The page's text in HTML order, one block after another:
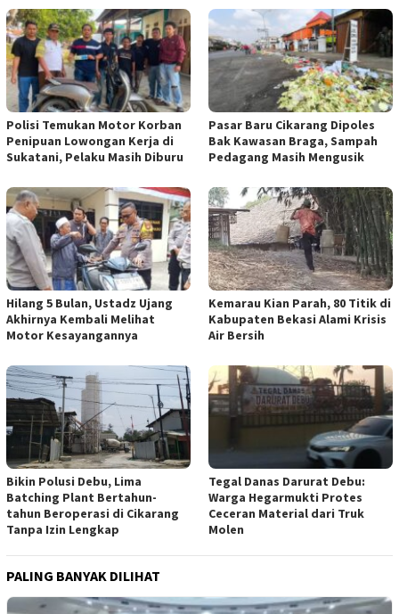
Polisi Temukan Motor Korban
Penipuan Lowongan Kerja di
Sukatani, Pelaku Masih Diburu
Pasar Baru Cikarang Dipoles
Bak Kawasan Braga, Sampah
Pedagang Masih Mengusik
Hilang 5 Bulan, Ustadz Ujang
Akhirnya Kembali Melihat
Motor Kesayangannya
Kemarau Kian Parah, 80 Titik di
Kabupaten Bekasi Alami Krisis
Air Bersih
Bikin Polusi Debu, Lima
Batching Plant Bertahun-
tahun Beroperasi di Cikarang
Tanpa Izin Lengkap
Tegal Danas Darurat Debu:
Warga Hegarmukti Protes
Ceceran Material dari Truk
Molen
PALING BANYAK DILIHAT